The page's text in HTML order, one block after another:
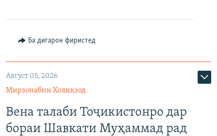
Ба дигарон фиристед
Август 05, 2026
Мирзонабии Холиқзод
Вена талаби Тоҷикистонро дар
бораи Шавкати Муҳаммад рад